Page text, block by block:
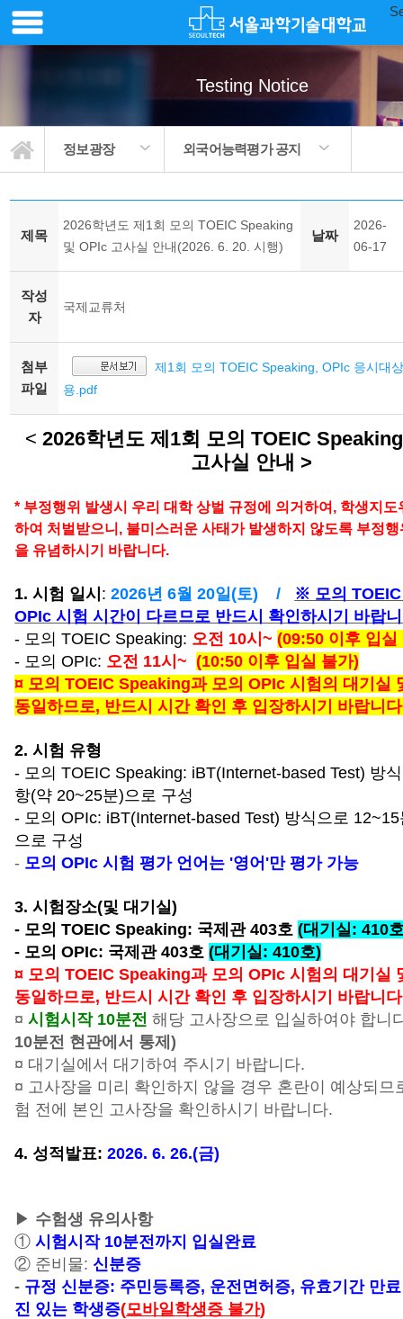
Testing Notice
정보광장 외국어능력평가 공지
제목
2026학년도 제1회 모의 TOEIC Speaking
및 OPIc 고사실 안내(2026. 6. 20. 시행)
날짜
2026-
06-17
작성
자
국제교류처
첨부
파일
제1회 모의 TOEIC Speaking, OPIc 응시대
용.pdf
< 2026학년도 제1회 모의 TOEIC
고사실 안내 >
* 부정행위 발생시 우리 대학 상벌 규정에 의거하여, 학생지도
하여 처벌받으니, 불미스러운 사태가 발생하지 않도록 부정
을 유념하시기 바랍니다.
1. 시험 일시 :2026년 6월 20일(토) / ※ 모의
OPIc 시험 시간이 다르므로 반드시 확인하시기 바랍
- 모의 TOEIC Speaking: 오전 10시~ (09:50 이후 입실
- 모의 OPIc: 오전 11시~ (10:50 이후 입실 불가)
¤ 모의 TOEIC Speaking과 모의 OPIc 시험의 대기실
동일하므로, 반드시 시간 확인 후 입장하시기 바랍니
2. 시험 유형
- 모의 TOEIC Speaking: iBT(Internet-based Test) 방
항(약 20~25분)으로 구성
- 모의 OPIc: iBT(Internet-based Test) 방식으로
으로 구성
- 모의 OPIc 시험 평가 언어는 '영어'만 평가 가능
3. 시험장소(및 대기실)
- 모의 TOEIC Speaking: 국제관 403호(대기실: 410
- 모의 OPIc: 국제관 403호(대기실: 410호)
¤ 모의 TOEIC Speaking과 모의 OPIc 시험의 대기실
동일하므로, 반드시 시간 확인 후 입장하시기 바랍니
¤시험시작 10분전 해당 고사장으로 입실하여야 합니
10분전 현관에서 통제)
¤ 대기실에서 대기하여 주시기 바랍니다.
¤ 고사장을 미리 확인하지 않을 경우 혼란이 예상되므
험 전에 본인 고사장을 확인하시기 바랍니다.
4. 성적발표:2026. 6. 26.(금)
▶ 수험생 유의사항
①시험시작 10분전까지 입실완료
② 준비물: 신분증
- 규정 신분증: 주민등록증, 운전면허증, 유효기간 만
진 있는 학생증(모바일학생증 불가)